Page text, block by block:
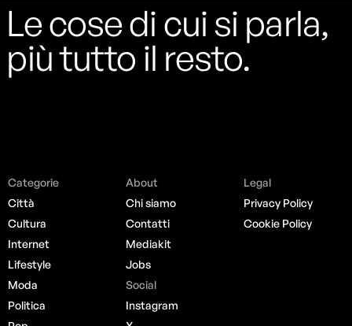
Le cose di cui si parla,
più tutto il resto.
Categorie
Città
Cultura
Internet
Lifestyle
Moda
Politica
About
Chi siamo
Contatti
Mediakit
Jobs
Social
Instagram
Legal
Privacy Policy
Cookie Policy